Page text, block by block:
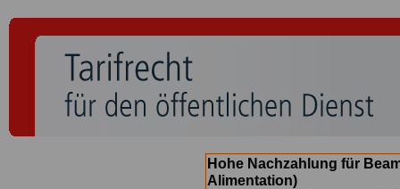
Hohe Nachzahlung für
Alimentation)